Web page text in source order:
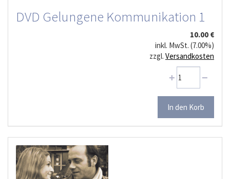
DVD Gelungene Kommunikation 1
10.00 €
inkl. MwSt. (7.00%)
zzgl. Versandkosten